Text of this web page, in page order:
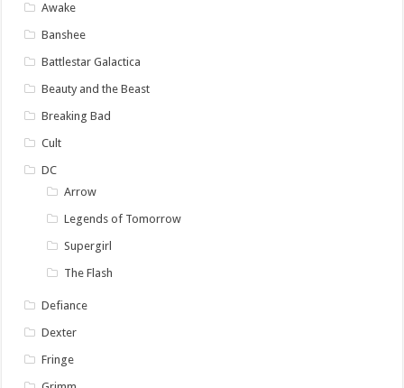
Awake
Banshee
Battlestar Galactica
Beauty and the Beast
Breaking Bad
Cult
DC
Arrow
Legends of Tomorrow
Supergirl
The Flash
Defiance
Dexter
Fringe